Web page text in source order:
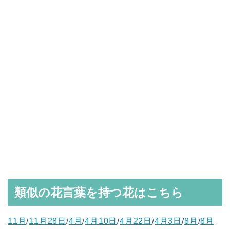
類似の花言葉を持つ花はこちら
11月/11月28日/4月/4月10日/4月22日/4月3日/8月 /8月